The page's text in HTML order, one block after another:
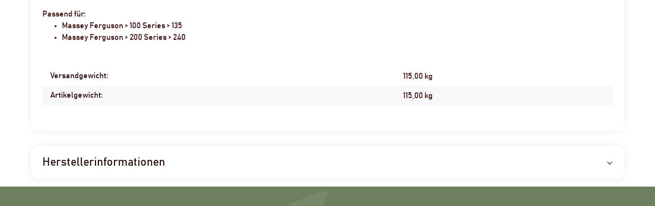
Passend für:
Massey Ferguson > 100 Series > 135
Massey Ferguson > 200 Series > 240
Produkteigenschaft
Wert
Versandgewicht: 115,00 kg
Artikelgewicht: 115,00 kg
Herstellerinformationen